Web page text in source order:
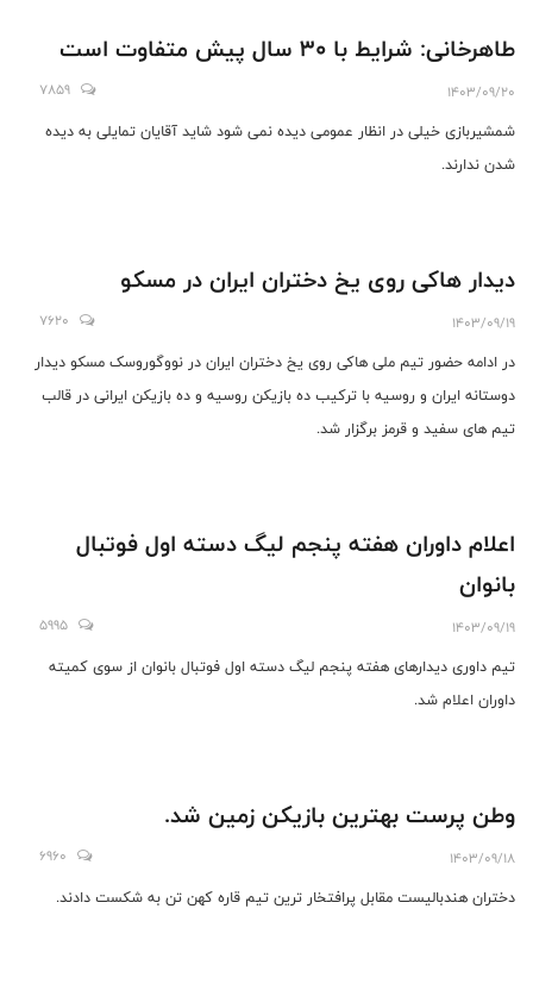
طاهرخانی: شرایط با 30 سال پیش متفاوت است
1403/09/20
7859
شمشیربازی خیلی در انظار عمومی دیده نمی شود شاید آقایان تمایلی به دیده
شدن ندارند.
دیدار هاکی روی یخ دختران ایران در مسکو
1403/09/19
7620
در ادامه حضور تیم ملی هاکی روی یخ دختران ایران در نووگوروسک مسکو دیدار
دوستانه ایران و روسیه با ترکیب ده بازیکن روسیه و ده بازیکن ایرانی در قالب
تیم های سفید و قرمز برگزار شد.
اعلام داوران هفته پنجم لیگ دسته اول فوتبال
بانوان
1403/09/19
5995
تیم داوری دیدارهای هفته پنجم لیگ دسته اول فوتبال بانوان از سوی کمیته
داوران اعلام شد.
وطن پرست بهترین بازیکن زمین شد.
1403/09/18
6960
دختران هندبالیست مقابل پرافتخار ترین تیم قاره کهن تن به شکست دادند.